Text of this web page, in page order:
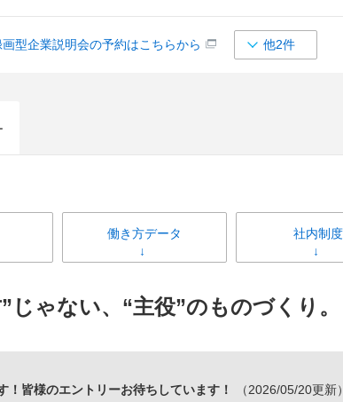
画型企業説明会の予約はこちらから 他2件
働き方データ 社内制度
じゃない、“主役”のものづくり。
！皆様のエントリーお待ちしています！ （2026/05/20更新